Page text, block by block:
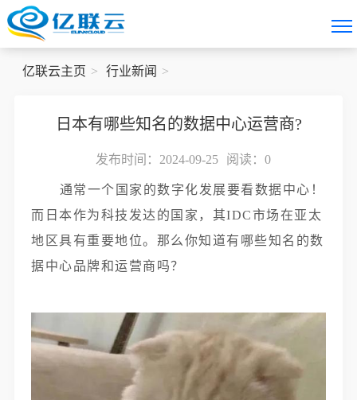
亿联云主页 行业新闻
日本有哪些知名的数据中心运营商?
发布时间：2024-09-25 阅读： 0
通常一个国家的数字化发展要看数据中心！
而日本作为科技发达的国家，其IDC市场在亚太
地区具有重要地位。那么你知道有哪些知名的数
据中心品牌和运营商吗？